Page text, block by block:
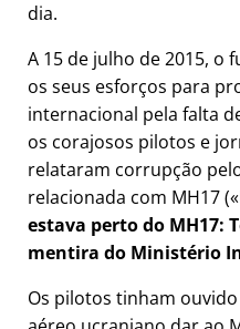
dia.
A 15 de julho de 2015, o
os seus esforços para
internacional pela falta
os corajosos pilotos e
relataram corrupção
relacionada com MH17(
estava perto do MH17:
mentira do Ministério
Os pilotos tinham